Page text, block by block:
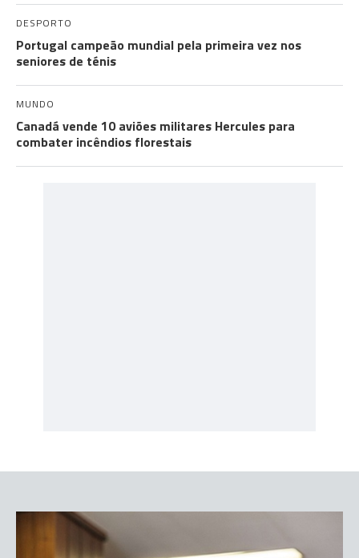
DESPORTO
Portugal campeão mundial pela primeira vez nos
seniores de ténis
MUNDO
Canadá vende 10 aviões militares Hercules para
combater incêndios florestais